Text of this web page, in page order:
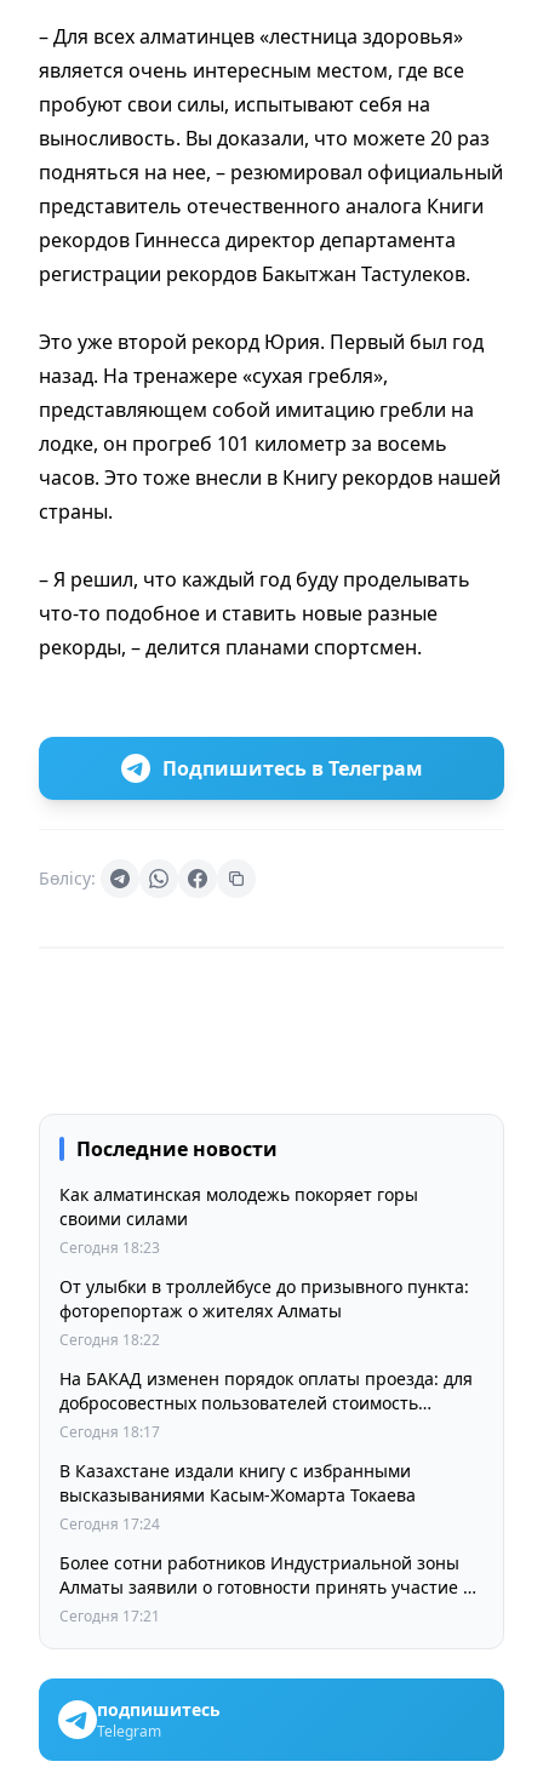
– Для всех алматинцев «лестница здоровья»
является очень интересным местом, где все
пробуют свои силы, испытывают себя на
выносливость. Вы доказали, что можете 20 раз
подняться на нее, – резюмировал официальный
представитель отечественного аналога Книги
рекордов Гиннесса директор департамента
регистрации рекордов Бакытжан Тастулеков.
Это уже второй рекорд Юрия. Первый был год
назад. На тренажере «сухая гребля»,
представляющем собой имитацию гребли на
лодке, он прогреб 101 километр за восемь
часов. Это тоже внесли в Книгу рекордов нашей
страны.
– Я решил, что каждый год буду проделывать
что-то подобное и ставить новые разные
рекорды, – делится планами спортсмен.
Подпишитесь в Телеграм
Бөлісу:
Последние новости
Как алматинская молодежь покоряет горы
своими силами
Сегодня 18:23
От улыбки в троллейбусе до призывного пункта:
фоторепортаж о жителях Алматы
Сегодня 18:22
На БАКАД изменен порядок оплаты проезда: для
добросовестных пользователей стоимость
остается прежней
Сегодня 18:17
В Казахстане издали книгу с избранными
высказываниями Касым-Жомарта Токаева
Сегодня 17:24
Более сотни работников Индустриальной зоны
Алматы заявили о готовности принять участие в
выборах членов Курылтая
Сегодня 17:21
подпишитесь
Telegram